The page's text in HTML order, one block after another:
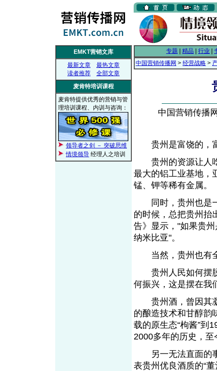
EMKT营销文库
最新文章
最热文章
读者推荐
全部文章
麦肯特培训课程
麦肯特提供优秀的营销与管
理培训课程、内训与咨询：
领导者之剑 － 突破思维
情境领导 经理人之培训
专题 精品 行业
中国营销传播网 > 经营战略 >
中国营销传播
贵州是富饶的，
贵州的资源让人吃
最大的铝工业基地，
锰、钾等稀有金属
同时，贵州也是一
的时候，总把贵州抬
告》显示，"如果贵
纳米比亚"。
当然，贵州也有全
贵州人民如何摆脱
何振兴，这是摆在我
贵州酒，曾因其凝
的酿造技术和甘醇韵
载的原生态“枸酱”到
2000多年的历史，至
另一无法直面的事
表贵州优良酒质的“董